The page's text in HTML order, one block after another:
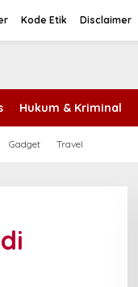
Kode Etik Disclaimer
Hukum & Kriminal
Gadget Travel